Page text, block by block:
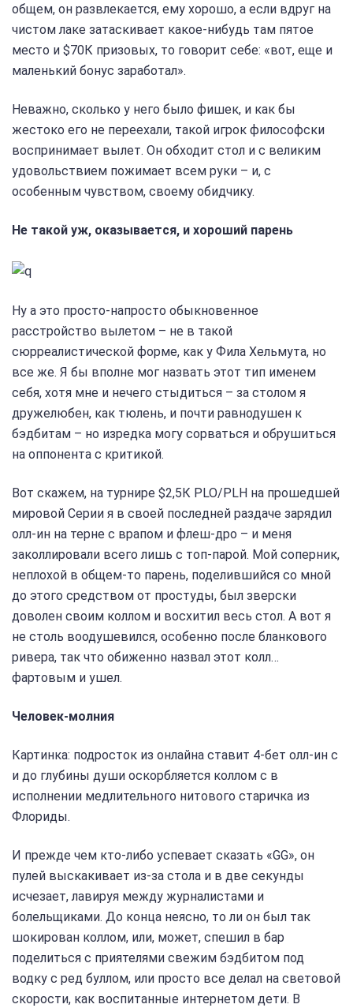
общем, он развлекается, ему хорошо, а если вдруг на
чистом лаке затаскивает какое-нибудь там пятое
место и $70К призовых, то говорит себе: «вот, еще и
маленький бонус заработал».
Неважно, сколько у него было фишек, и как бы
жестоко его не переехали, такой игрок философски
воспринимает вылет. Он обходит стол и с великим
удовольствием пожимает всем руки – и, с
особенным чувством, своему обидчику.
Не такой уж, оказывается, и хороший парень
Ну а это просто-напросто обыкновенное
расстройство вылетом – не в такой
сюрреалистической форме, как у Фила Хельмута, но
все же. Я бы вполне мог назвать этот тип именем
себя, хотя мне и нечего стыдиться – за столом я
дружелюбен, как тюлень, и почти равнодушен к
бэдбитам – но изредка могу сорваться и обрушиться
на оппонента с критикой.
Вот скажем, на турнире $2,5К PLO/PLH на прошедшей
мировой Серии я в своей последней раздаче зарядил
олл-ин на терне с врапом и флеш-дро – и меня
заколлировали всего лишь с топ-парой. Мой соперник,
неплохой в общем-то парень, поделившийся со мной
до этого средством от простуды, был зверски
доволен своим коллом и восхитил весь стол. А вот я
не столь воодушевился, особенно после бланкового
ривера, так что обиженно назвал этот колл…
фартовым и ушел.
Человек-молния
Картинка: подросток из онлайна ставит 4-бет олл-ин с
и до глубины души оскорбляется коллом с в
исполнении медлительного нитового старичка из
Флориды.
И прежде чем кто-либо успевает сказать «GG», он
пулей выскакивает из-за стола и в две секунды
исчезает, лавируя между журналистами и
болельщиками. До конца неясно, то ли он был так
шокирован коллом, или, может, спешил в бар
поделиться с приятелями свежим бэдбитом под
водку с ред буллом, или просто все делал на световой
скорости, как воспитанные интернетом дети. В